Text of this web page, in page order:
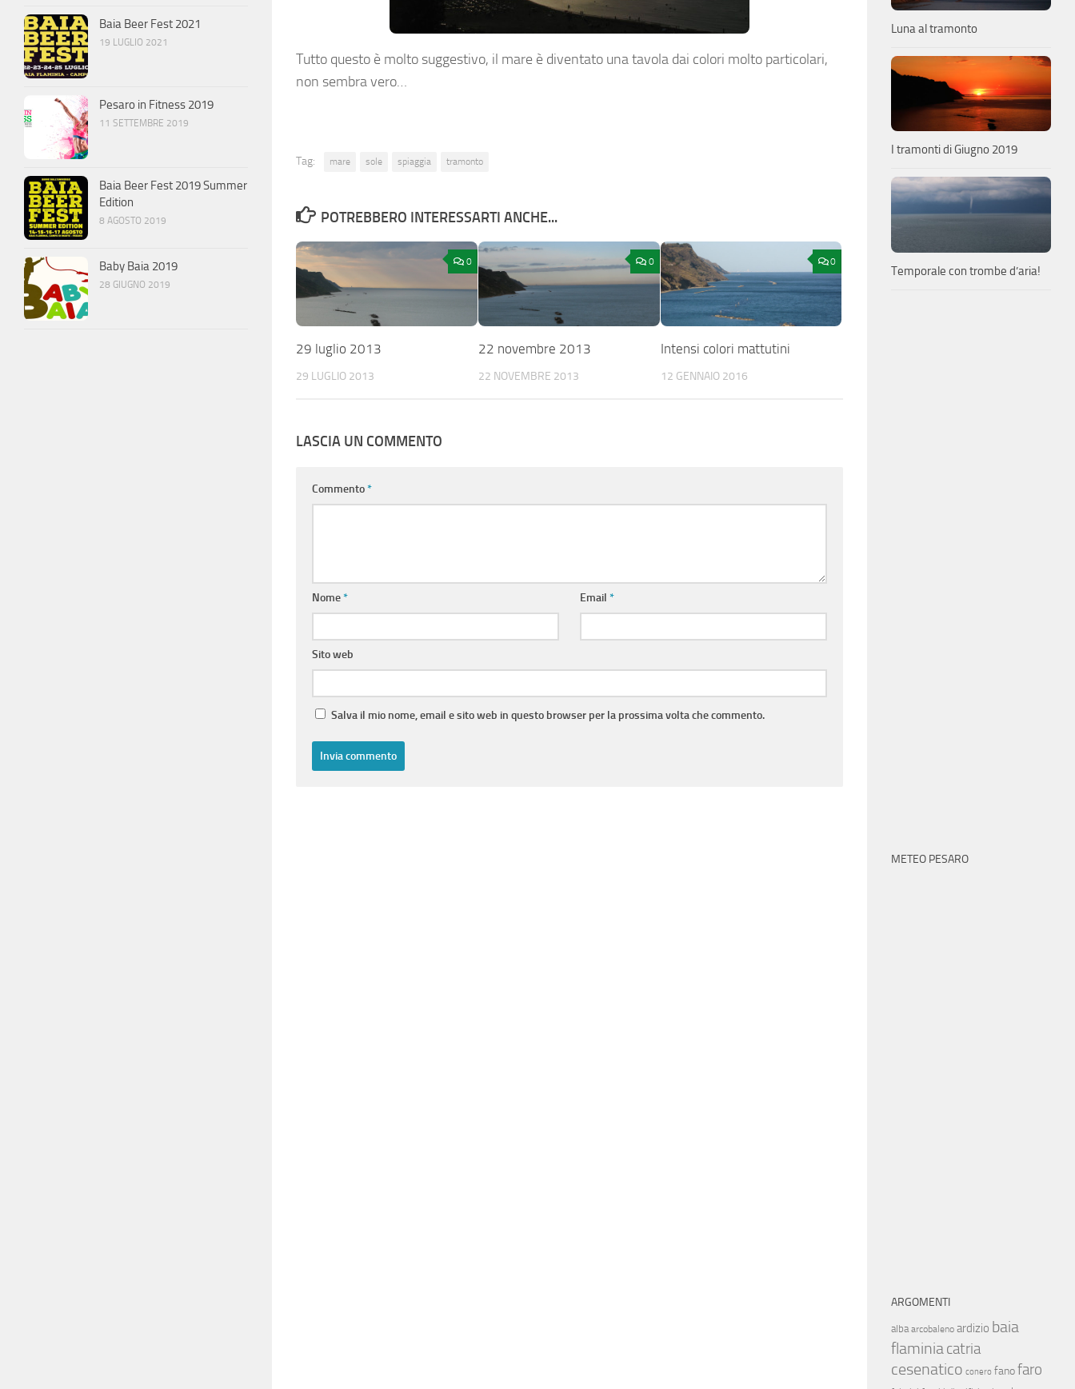
Tutto questo è molto suggestivo, il mare è diventato una tavola dai colori molto particolari,
non sembra vero…
Tag: mare sole spiaggia tramonto
POTREBBERO INTERESSARTI ANCHE...
0
29 luglio 2013
29 LUGLIO 2013
0
22 novembre 2013
22 NOVEMBRE 2013
0
Intensi colori mattutini
12 GENNAIO 2016
LASCIA UN COMMENTO
Commento*
Nome* Email *
Sito web
Salva il mio nome, email e sito web in questo browser per la prossima volta che commento.
Baia Beer Fest 2021
19 LUGLIO 2021
Pesaro in Fitness 2019
11 SETTEMBRE 2019
Baia Beer Fest 2019 Summer
Edition
8 AGOSTO 2019
Baby Baia 2019
28 GIUGNO 2019
Luna al tramonto
I tramonti di Giugno 2019
Temporale con trombe d’aria!
METEO PESARO
ARGOMENTI
alba arcobaleno ardizio baia
flaminia catria
cesenatico conero fanofaro